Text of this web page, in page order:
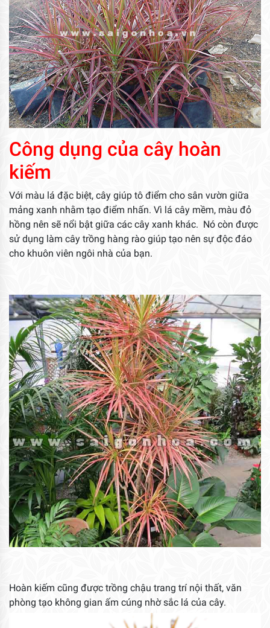
Công dụng của cây hoàn
kiếm
Với màu lá đặc biệt, cây giúp tô điểm cho sân vườn giữa
mảng xanh nhằm tạo điểm nhấn. Vì lá cây mềm, màu đỏ
hồng nên sẽ nổi bật giữa các cây xanh khác. Nó còn được
sử dụng làm cây trồng hàng rào giúp tạo nên sự độc đáo
cho khuôn viên ngôi nhà của bạn.
Hoàn kiếm cũng được trồng chậu trang trí nội thất, văn
phòng tạo không gian ấm cúng nhờ sắc lá của cây.